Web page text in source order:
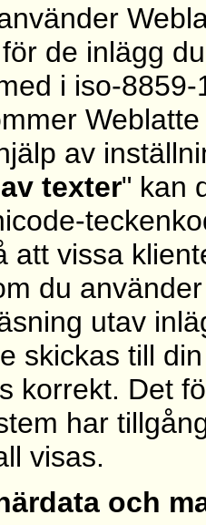
de inlägg
i iso-
av
texter" kan
att vissa
du
utav
skickas till
korrekt. Det
har
visas.
och